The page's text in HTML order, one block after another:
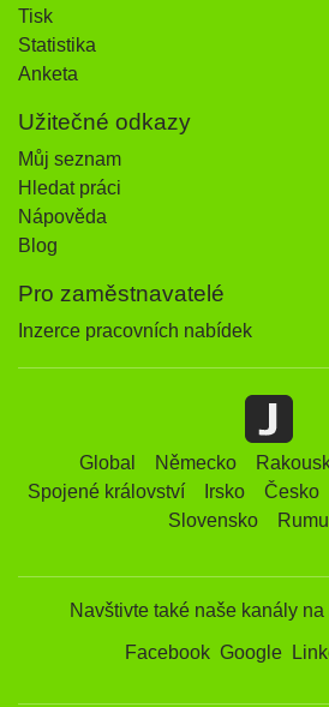
Tisk
Statistika
Anketa
Užitečné odkazy
Můj seznam
Hledat práci
Nápověda
Blog
Pro zaměstnavatelé
Inzerce pracovních nabídek
Global Německo
Spojené království
Irsko Česko
Slovensko
Navštivte také naše kanály
Facebook Google